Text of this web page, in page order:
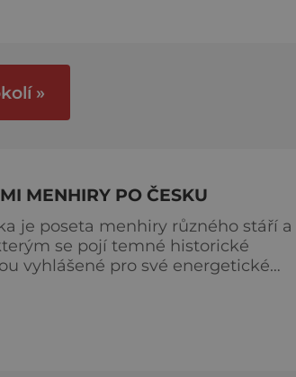
Podle nového
»
MENHIRY PO ČESKU
je poseta menhiry různého stáří a
se pojí temné historické
vyhlášené pro své energetické